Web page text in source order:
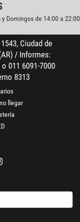
Domingos de 14:00 a 22:00
Ciudad de
/ Informes:
011 6091-7000
8313
llegar